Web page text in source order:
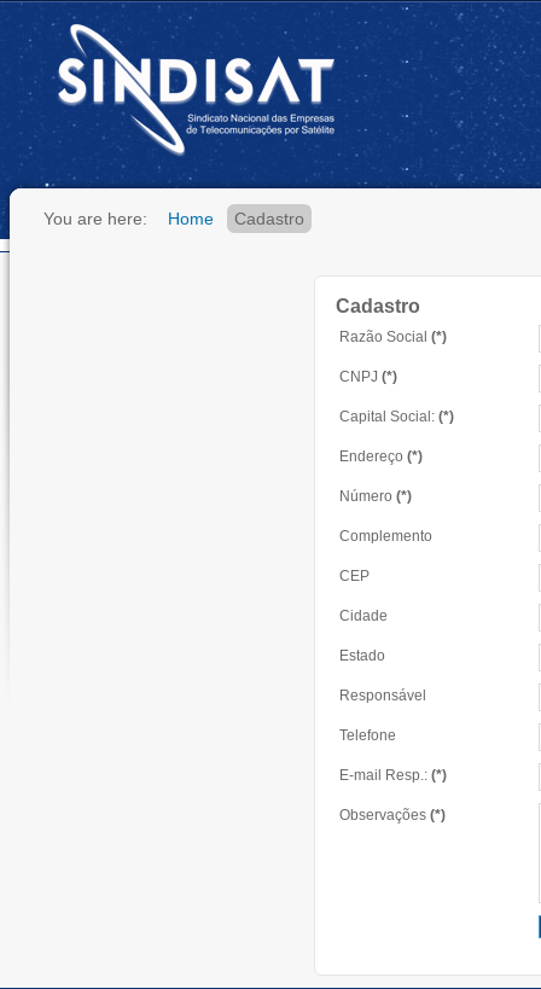
You are here: Home Cadastro
Cadastro
Razão Social (*)
CNPJ (*)
Capital Social: (*)
Endereço (*)
Número (*)
Complemento
CEP
Cidade
Estado
Responsável
Telefone
E-mail Resp.: (*)
Observações (*)